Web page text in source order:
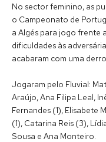
No sector feminino, as
o Campeonato de
a Algés para jogo frente
dificuldades às
acabaram com uma
Jogaram pelo Fluvial:
Araújo, Ana Filipa Leal,
Fernandes (1), Elisabete
(1), Catarina Reis (3),
Sousa e Ana Monteiro.